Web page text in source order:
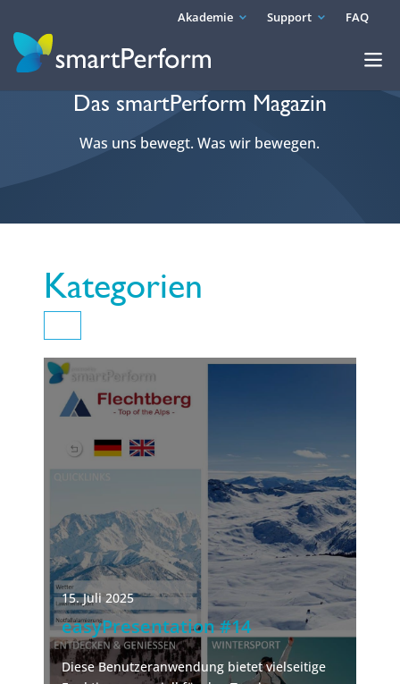
Akademie Support FAQ
Das smartPerform Magazin
Was uns bewegt. Was wir bewegen.
Kategorien
15. Juli 2025
easyPresentation #14
Diese Benutzeranwendung bietet vielseitige